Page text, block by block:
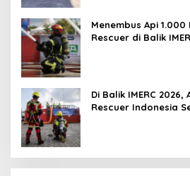
Menembus Api
Rescuer di Balik
Di Balik IMERC
Rescuer Indonesia